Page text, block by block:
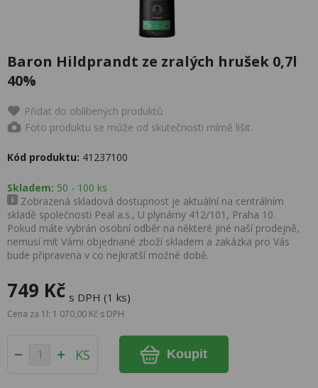
Baron Hildprandt ze zralých hrušek 0,7l
40%
Přidat do oblíbených produktů
Foto produktu se může od skutečnosti mírně lišit.
Kód produktu: 41237100
Skladem: 50 - 100 ks
Zobrazená skladová dostupnost je aktuální na centrálním
skladě společnosti Peal a.s., U plynárny 412/101, Praha 10.
Pokud máte vybrán osobní odběr na některé jiné naší prodejně,
nemusí mít Vámi objednané zboží skladem a zakázka pro Vás
bude připravena v co nejkratší možné době.
749 Kč s DPH (1 ks)
Cena za 1l: 1 070,00 Kč s DPH
KS Koupit